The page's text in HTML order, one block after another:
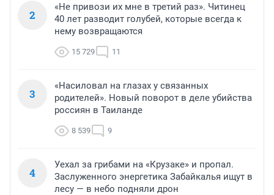
2
«Не привози их мне в третий раз». Читинец
40 лет разводит голубей, которые всегда к
нему возвращаются
15 729 11
3
«Насиловал на глазах у связанных
родителей». Новый поворот в деле убийства
россиян в Таиланде
8 539 9
4
Уехал за грибами на «Крузаке» и пропал.
Заслуженного энергетика Забайкалья ищут в
лесу — в небо подняли дрон